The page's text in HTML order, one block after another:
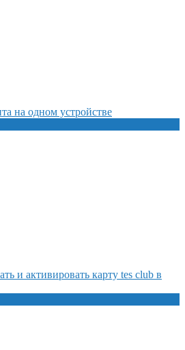
на одном устройстве
и активировать карту tes club в